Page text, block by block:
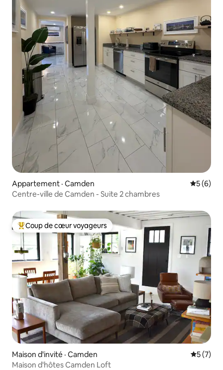
Appartement · Camden Note
5 (6)
Centre-ville de Camden - Suite 2 chambres
Coup de cœur voyageurs parmi les plus aimés
Coup de cœur voyageurs
Maison d'invité · Camden Note
5 (7)
Maison d'hôtes Camden Loft